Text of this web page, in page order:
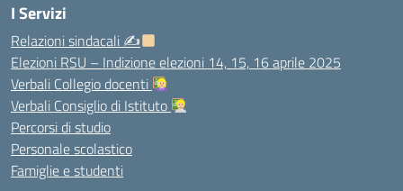
I Servizi
Relazioni sindacali ✍
Elezioni RSU – Indizione elezioni 14, 15, 16 aprile 2025
Verbali Collegio docenti
Verbali Consiglio di Istituto
Percorsi di studio
Personale scolastico
Famiglie e studenti